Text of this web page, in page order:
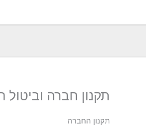
תקנון חברה וביטול
תקנון החברה